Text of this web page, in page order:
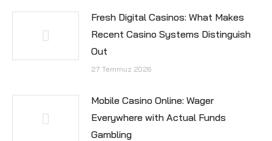
Fresh Digital Casinos: What Makes
Recent Casino Systems Distinguish
Out
27 Temmuz 2026
Mobile Casino Online: Wager
Everywhere with Actual Funds
Gambling